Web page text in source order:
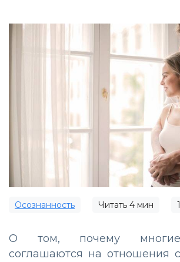
Осознанность Читать 4 мин
О том, почему
соглашаются на отношения